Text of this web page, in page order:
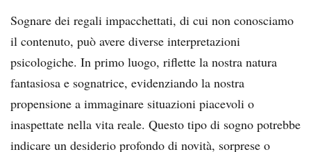
Sognare dei regali impacchettati, di cui non conosciamo
il contenuto, può avere diverse interpretazioni
psicologiche. In primo luogo, riflette la nostra natura
fantasiosa e sognatrice, evidenziando la nostra
propensione a immaginare situazioni piacevoli o
inaspettate nella vita reale. Questo tipo di sogno potrebbe
indicare un desiderio profondo di novità, sorprese o